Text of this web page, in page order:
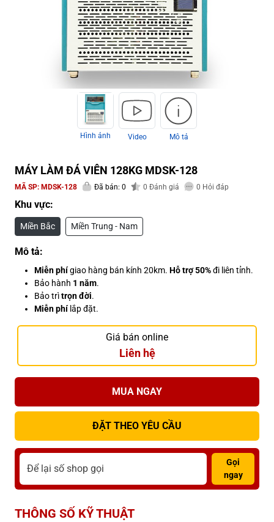
Hình ảnh Video Mô tả
MÁY LÀM ĐÁ VIÊN 128KG MDSK-128
MÃ SP: MDSK-128 Đã bán: 0 0 Đánh giá 0 Hỏi đáp
Khu vực:
Miền Bắc Miền Trung - Nam
Mô tả:
Miễn phígiao hàng bán kính 20km. Hỗ trợ 50%đi liên tỉnh.
Bảo hành 1 năm.
Bảo trìtrọn đời.
Miễn phílắp đặt.
Giá bán online
Liên hệ
MUA NGAY
ĐẶT THEO YÊU CẦU
Gọi
ngay
THÔNG SỐ KỸ THUẬT